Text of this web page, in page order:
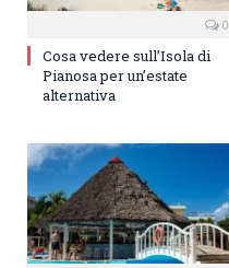
0
Cosa vedere sull’Isola di
Pianosa per un’estate
alternativa